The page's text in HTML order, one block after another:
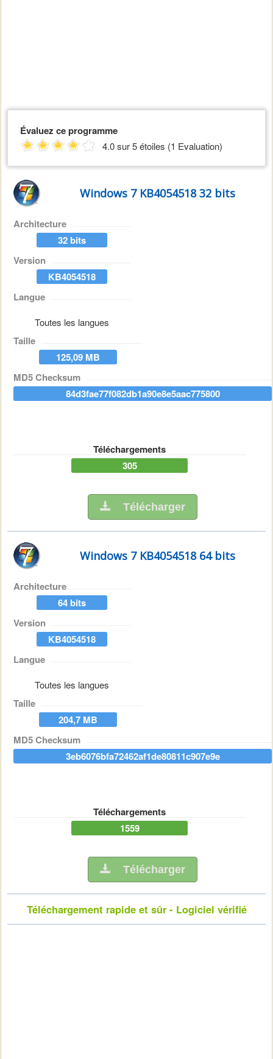
Évaluez ce programme
4.0 sur 5 étoiles (1 Evaluation)
Windows 7 KB4054518 32 bits
Architecture
32 bits
Version
KB4054518
Langue
Toutes les langues
Taille
125,09 MB
MD5 Checksum
84d3fae77f082db1a90e8e5aac775800
Téléchargements
305
Télécharger
Windows 7 KB4054518 64 bits
Architecture
64 bits
Version
KB4054518
Langue
Toutes les langues
Taille
204,7 MB
MD5 Checksum
3eb6076bfa72462af1de80811c907e9e
Téléchargements
1559
Télécharger
Téléchargement rapide et sûr - Logiciel vérifié